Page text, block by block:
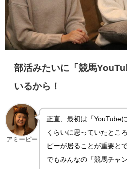
部活みたいに「競馬
いるから！
アミーピー
正直、最初は「YouTube
くらいに思っていたとこ
ピーが居ることが重要と
でもみんなの「競馬チャ